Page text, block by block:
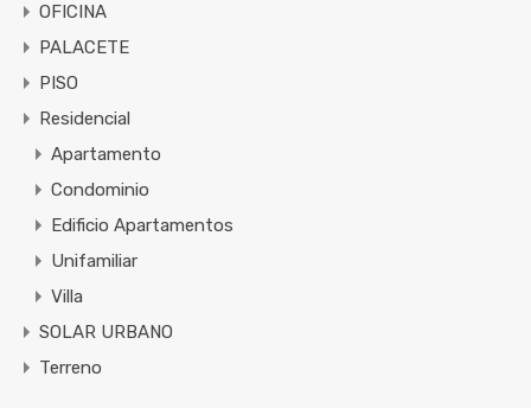
OFICINA
PALACETE
PISO
Residencial
Apartamento
Condominio
Edificio Apartamentos
Unifamiliar
Villa
SOLAR URBANO
Terreno